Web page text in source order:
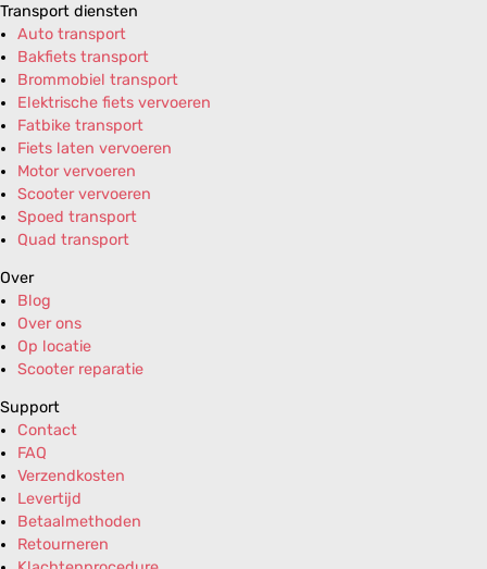
Transport diensten
Auto transport
Bakfiets transport
Brommobiel transport
Elektrische fiets vervoeren
Fatbike transport
Fiets laten vervoeren
Motor vervoeren
Scooter vervoeren
Spoed transport
Quad transport
Over
Blog
Over ons
Op locatie
Scooter reparatie
Support
Contact
FAQ
Verzendkosten
Levertijd
Betaalmethoden
Retourneren